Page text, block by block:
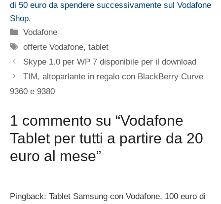
di 50 euro da spendere successivamente sul Vodafone
Shop.
Categorie
Vodafone
Tag
offerte Vodafone,tablet
Skype 1.0 per WP 7 disponibile per il download
TIM, altoparlante in regalo con BlackBerry Curve
9360 e 9380
1 commento su “Vodafone
Tablet per tutti a partire da 20
euro al mese”
Pingback: Tablet Samsung con Vodafone, 100 euro di